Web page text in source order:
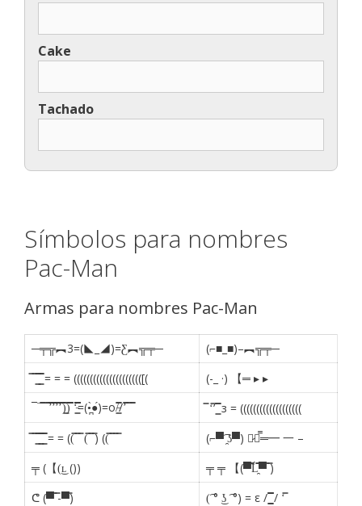
Cake
Tachado
Símbolos para nombres
Pac-Man
Armas para nombres Pac-Man
─╤╦︻3=(◣_◢)=Ƹ︻╦╤─
(⌐■_■)–︻╦╤─
̿ ̿ ͇̿̿ ͇̿̿ = = = ((((((((((((((((((((([(
(-_ ·) 【═ ▸ ▸
¯¯̿̿¯̿̿’̿̿̿̿̿̿̿’̿̿’̿̿̿̿̿’̿̿̿)͇̿̿)̿̿̿̿ ‘̵͇̿̿̿̿̿̿̿̿=(•̪̀●́)=o/̵͇̿̿/’̿̿ ̿ ̿̿
̿ ‘̿’ ͇̿̿ з = (((((((((((((((((((
̿ ̿ ͇̿̿ ͇̿̿ ͇̿̿ = = ((̿ ̿ ̿ (̿ ̿ ̿) ((̿ ̿ ̿ ̿
(⌐▀͡ ̯ʖ▀) 【̷┻̿═━ 一 –
╤ (【(͜ʟ ())
╤ ╤ 【(▀̿̿Ĺ̯̿̿▀̿ ̿)
ᕦ (▀̿ ̿-▀̿)
(͡ ° ͜ʖ ͡ °) = ε / ͇͇̿̿̿̿ / ‘̿